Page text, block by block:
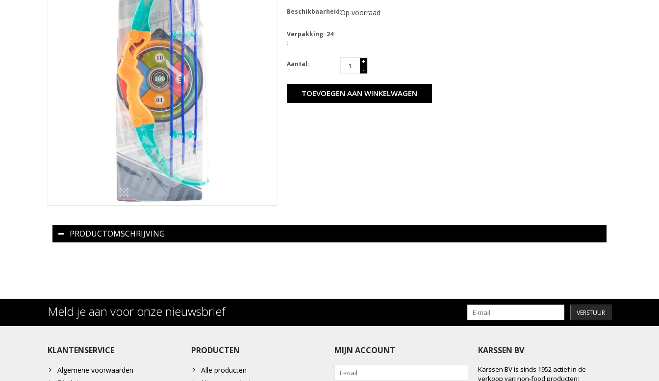
Beschikbaarheid:Op voorraad
Verpakking: 24
:
Aantal:
+
-
TOEVOEGEN AAN WINKELWAGEN
PRODUCTOMSCHRIJVING
Meld je aan voor onze nieuwsbrief VERSTUUR
KLANTENSERVICE
Algemene voorwaarden
PRODUCTEN
Alle producten
MIJN ACCOUNT KARSSEN BV
Karssen BV is sinds 1952 actief in de
verkoop van non-food producten;